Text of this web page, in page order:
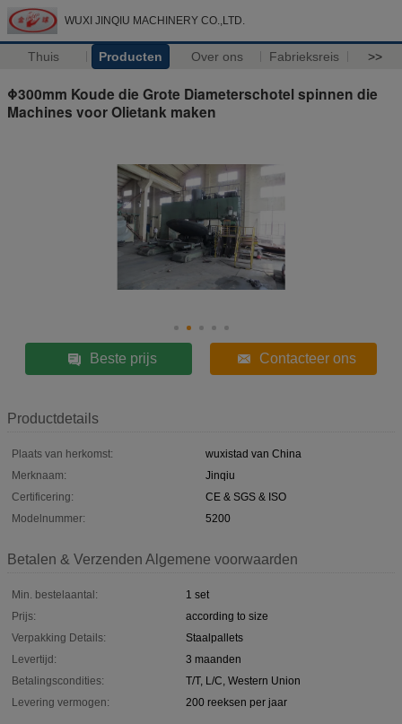
WUXI JINQIU MACHINERY CO.,LTD.
Thuis Producten Over ons Fabrieksreis >>
Φ300mm Koude die Grote Diameterschotel spinnen die
Machines voor Olietank maken
Beste prijs Contacteer ons
Productdetails
Plaats van herkomst:
wuxistad van China
Merknaam:
Jinqiu
Certificering:
CE & SGS & ISO
Modelnummer:
5200
Betalen & Verzenden Algemene voorwaarden
Min. bestelaantal:
1 set
Prijs:
according to size
Verpakking Details:
Staalpallets
Levertijd:
3 maanden
Betalingscondities:
T/T, L/C, Western Union
Levering vermogen:
200 reeksen per jaar